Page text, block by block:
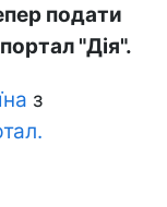
подати
"Дія".
з